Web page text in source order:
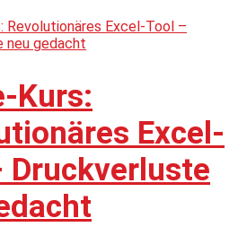
Kurs:
Excel-
Druckverluste